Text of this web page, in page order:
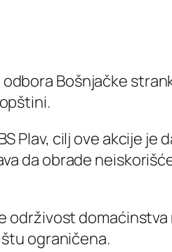
Bošnjačke
Plav, cilj ove akcije
da obrade
održivost
ograničena.